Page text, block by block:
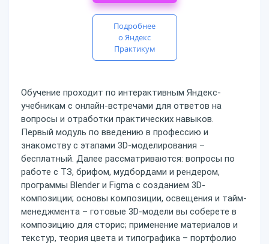
Подробнее
о Яндекс
Практикум
Обучение проходит по интерактивным Яндекс-
учебникам с онлайн-встречами для ответов на
вопросы и отработки практических навыков.
Первый модуль по введению в профессию и
знакомству с этапами 3D-моделирования –
бесплатный. Далее рассматриваются: вопросы по
работе с ТЗ, брифом, мудбордами и рендером,
программы Blender и Figma с созданием 3D-
композиции; основы композиции, освещения и тайм-
менеджмента – готовые 3D-модели вы соберете в
композицию для сторис; применение материалов и
текстур, теория цвета и типографика – портфолио